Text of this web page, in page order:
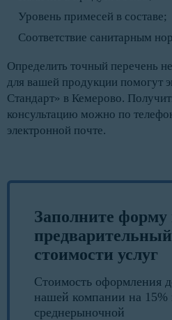
Уровень примесей в составе;
Соответствие санитарным
Определить точный перечень
для вашей продукции помогут
Стандарт» в Кемерово.
консультацию можно по
электронной почте.
Заполните
стоимости услуг
Стоимость оформления
нашей компании на 15%
среднерыночной